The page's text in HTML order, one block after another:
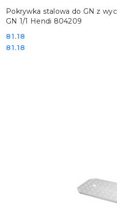
Pokrywka stalowa do GN z
GN 1/1 Hendi 804209
Cena:
81.18
Cena:
81.18